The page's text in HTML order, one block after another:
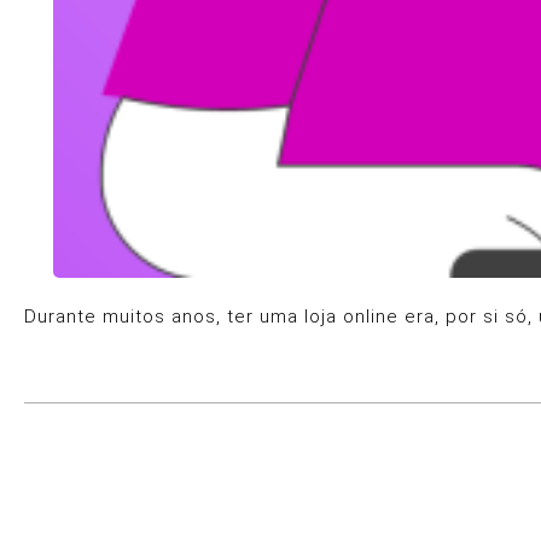
Durante muitos anos, ter uma loja online era, por si